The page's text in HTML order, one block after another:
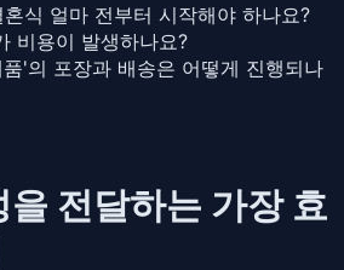
식 얼마 전부터 시작해야 하나요?
비용이 발생하나요?
'의 포장과 배송은 어떻게 진행되나
전달하는 가장 효